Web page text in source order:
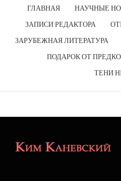
ГЛАВНАЯ НАУЧНЫЕ
ЗАПИСИ РЕДАКТОРА
ЗАРУБЕЖНАЯ ЛИТЕРАТУРА
ПОДАРОК ОТ
ТЕНИ